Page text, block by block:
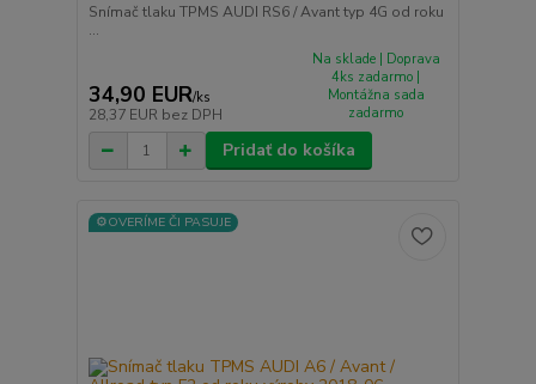
Snímač tlaku TPMS AUDI RS6 / Avant typ 4G od roku
...
34,90 EUR/ks
28,37 EUR bez DPH
Na sklade | Doprava
4ks zadarmo |
Montážna sada
zadarmo
Pridať do košíka
⚙️OVERÍME ČI PASUJE